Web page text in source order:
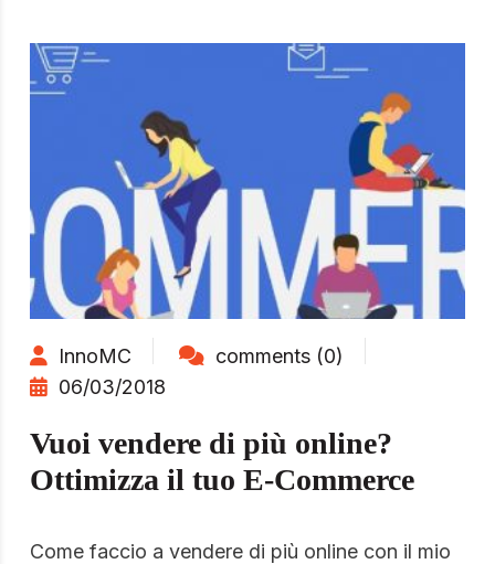
InnoMC
comments (0)
06/03/2018
Vuoi vendere di più online?
Ottimizza il tuo E-Commerce
Come faccio a vendere di più online con il mio